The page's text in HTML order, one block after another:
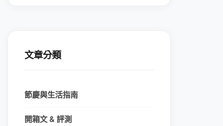
文章分類
節慶與生活指南
開箱文 & 評測